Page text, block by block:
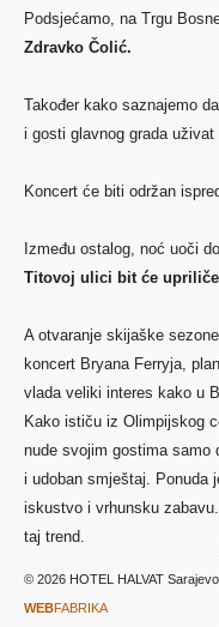
Podsjećamo, na Trgu
Zdravko Čolić.
Također kako saznajemo
i gosti glavnog grada
Koncert će biti održan
Između ostalog, noć uoči
Titovoj ulici bit će
A otvaranje skijaške
koncert Bryana Ferryja,
vlada veliki interes kako u
Kako ističu iz Olimpijskog
nude svojim gostima samo
i udoban smještaj. Ponuda
iskustvo i vrhunsku
taj trend.
© 2026 HOTEL HALVAT
WEBFABRIKA